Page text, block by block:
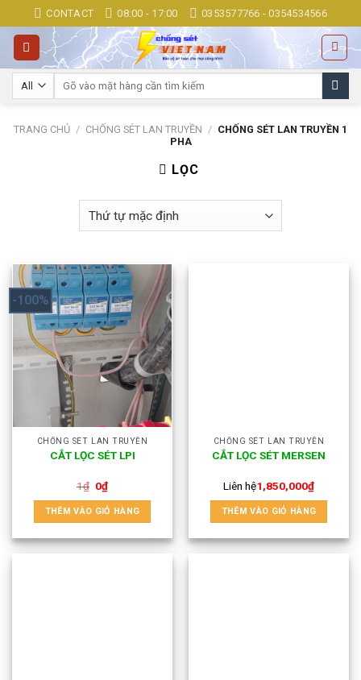
to
content
CONTACT 08:00 - 17:00 0353577766 - 0354534566
Tìm
TRANG CHỦ / CHỐNG SÉT LAN TRUYỀN / CHỐNG SÉT LAN TRUYỀN 1
PHA
LỌC
-100%
CHỐNG SÉT LAN TRUYỀN
CẮT LỌC SÉT LPI
1₫ 0₫
THÊM VÀO GIỎ HÀNG
CHỐNG SÉT LAN TRUYỀN
CẮT LỌC SÉT MERSEN
Liên hệ1,850,000₫
THÊM VÀO GIỎ HÀNG